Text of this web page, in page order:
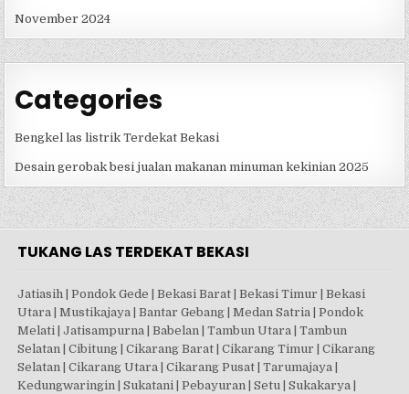
November 2024
Categories
Bengkel las listrik Terdekat Bekasi
Desain gerobak besi jualan makanan minuman kekinian 2025
TUKANG LAS TERDEKAT BEKASI
Jatiasih | Pondok Gede | Bekasi Barat | Bekasi Timur | Bekasi
Utara | Mustikajaya | Bantar Gebang | Medan Satria | Pondok
Melati | Jatisampurna | Babelan | Tambun Utara | Tambun
Selatan | Cibitung | Cikarang Barat | Cikarang Timur | Cikarang
Selatan | Cikarang Utara | Cikarang Pusat | Tarumajaya |
Kedungwaringin | Sukatani | Pebayuran | Setu | Sukakarya |